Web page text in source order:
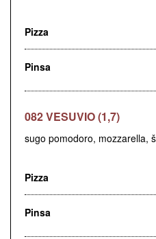
Pizza
Pinsa
082 VESUVIO (1,7)
sugo pomodoro, mozzarella,
Pizza
Pinsa